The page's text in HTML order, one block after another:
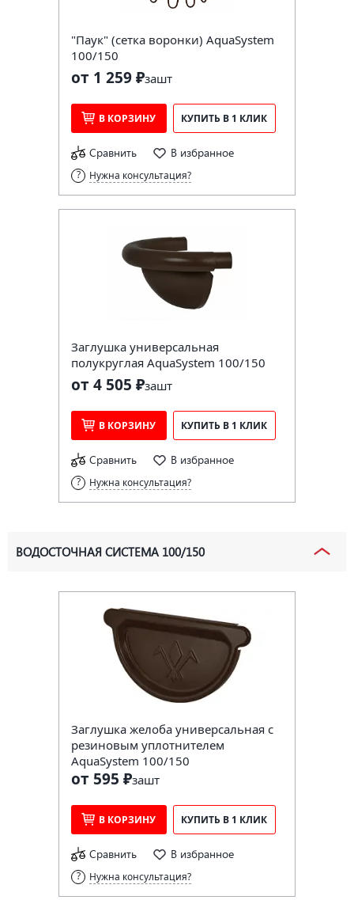
"Паук" (сетка воронки) AquaSystem
100/150
от 1 259 ₽зашт
В КОРЗИНУ КУПИТЬ В 1 КЛИК
Сравнить В избранное
Нужна консультация?
Заглушка универсальная
полукруглая AquaSystem 100/150
от 4 505 ₽зашт
В КОРЗИНУ КУПИТЬ В 1 КЛИК
Сравнить В избранное
Нужна консультация?
ВОДОСТОЧНАЯ СИСТЕМА 100/150
Заглушка желоба универсальная с
резиновым уплотнителем
AquaSystem 100/150
от 595 ₽зашт
В КОРЗИНУ КУПИТЬ В 1 КЛИК
Сравнить В избранное
Нужна консультация?